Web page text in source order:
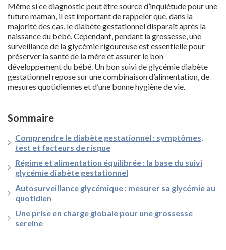
Même si ce diagnostic peut être source d’inquiétude pour une
future maman, il est important de rappeler que, dans la
majorité des cas, le diabète gestationnel disparaît après la
naissance du bébé. Cependant, pendant la grossesse, une
surveillance de la glycémie rigoureuse est essentielle pour
préserver la santé de la mère et assurer le bon
développement du bébé. Un bon suivi de glycémie diabète
gestationnel repose sur une combinaison d’alimentation, de
mesures quotidiennes et d’une bonne hygiène de vie.
Sommaire
Comprendre le diabète gestationnel : symptômes,
test et facteurs de risque
Régime et alimentation équilibrée : la base du suivi
glycémie diabète gestationnel
Autosurveillance glycémique : mesurer sa glycémie au
quotidien
Une prise en charge globale pour une grossesse
sereine